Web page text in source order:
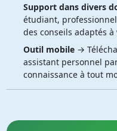
Support dans divers
étudiant,
des conseils adaptés à
Outil mobile→
assistant personnel
connaissance à tout